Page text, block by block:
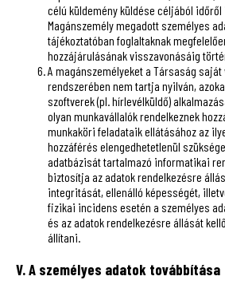
célú küldemény küldése céljából
Magánszemély megadott személyes
tájékoztatóban foglaltaknak
hozzájárulásának visszavonásáig
A magánszemélyeket a Társaság
rendszerében nem tartja nyilván,
szoftverek (pl. hírlevélküldő)
olyan munkavállalók rendelkeznek
munkaköri feladataik ellátásához az
hozzáférés elengedhetetlenül
adatbázisát tartalmazó informatikai
biztosítja az adatok rendelkezésre
integritását, ellenálló képességét,
fizikai incidens esetén a személyes
és az adatok rendelkezésre állását
állítani.
V. A személyes adatok továbbítása